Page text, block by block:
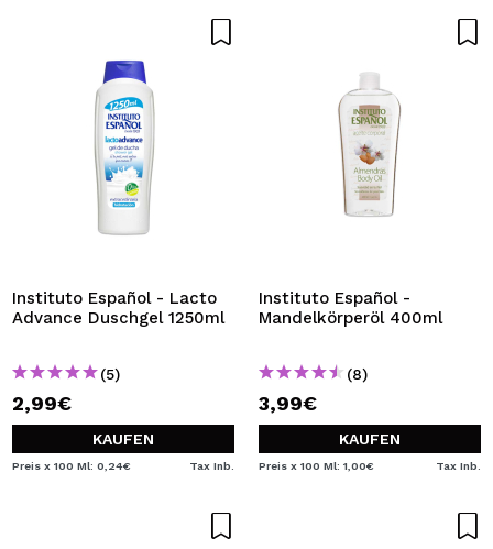
Instituto Español - Lacto
Advance Duschgel 1250ml
(5)
2,99€
KAUFEN
Preis x 100 Ml: 0,24€ Tax Inb.
Instituto Español -
Mandelkörperöl 400ml
(8)
3,99€
KAUFEN
Preis x 100 Ml: 1,00€ Tax Inb.